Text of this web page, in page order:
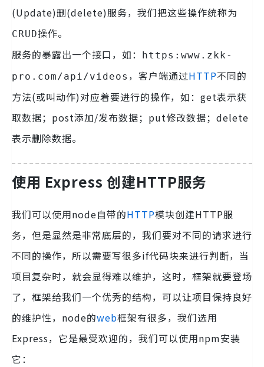
(Update)删(delete)服务，我们把这些操作统称为
CRUD操作。
服务的暴露出一个接口，如：
https:www.zkk-
pro.com/api/videos ，客户端通过HTTP不同的
方法(或叫动作)对应着要进行的操作，如：get表示获
取数据；post添加/发布数据；put修改数据；delete
表示删除数据。
使用 Express 创建HTTP服务
我们可以使用node自带的HTTP模块创建HTTP服
务，但是显然是非常底层的，我们要对不同的请求进行
不同的操作，所以需要写很多if代码块来进行判断，当
项目复杂时，就会显得难以维护，这时，框架就要登场
了，框架给我们一个优秀的结构，可以让项目保持良好
的维护性，node的web框架有很多，我们选用
Express，它是最受欢迎的，我们可以使用npm安装
它：